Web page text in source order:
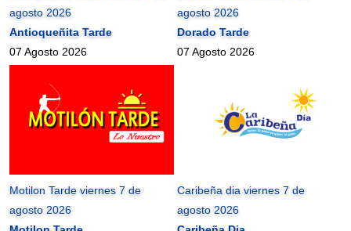
agosto 2026
Antioqueñita Tarde
07 Agosto 2026
agosto 2026
Dorado Tarde
07 Agosto 2026
Motilon Tarde viernes 7 de
agosto 2026
Caribeña dia viernes 7 de
agosto 2026